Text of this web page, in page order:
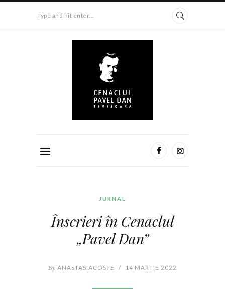
Type and hit enter...
JURNAL
Înscrieri în Cenaclul
„Pavel Dan”
By ANASTASIACOSTE / 14 MARTIE 2022